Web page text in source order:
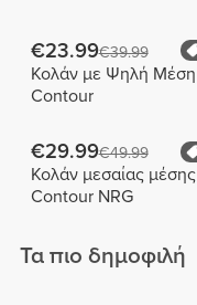
€23.99€39.99
Κολάν με Ψηλή Μέση
Contour
€29.99€49.99
Κολάν μεσαίας μέσης
Contour NRG
Τα πιο δημοφιλή